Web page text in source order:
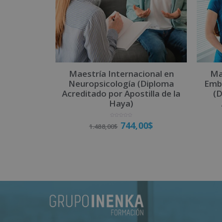
i
v
Maestría Internacional en
Neuropsicología (Diploma
Acreditado por Apostilla de la
Haya)
a
l
1.488,00$ 744,00$